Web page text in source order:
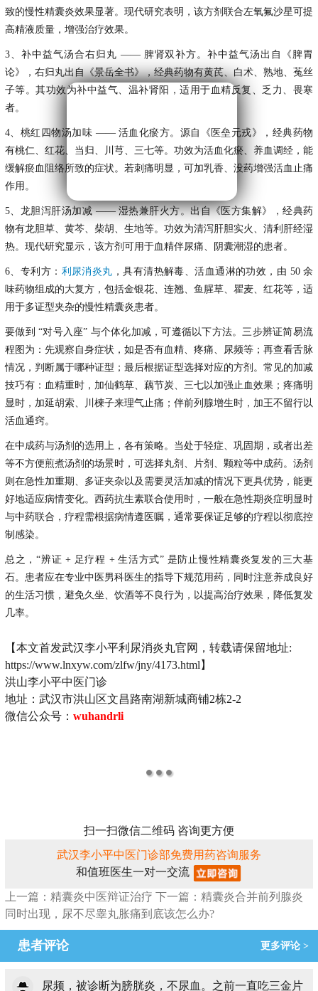
致的慢性精囊炎效果显著。现代研究表明，该方剂联合左氧氟沙星可提
高精液质量，增强治疗效果。
3、补中益气汤合右归丸 —— 脾肾双补方。补中益气汤出自《脾胃
论》，右归丸出自《景岳全书》，经典药物有黄芪、白术、熟地、菟丝
子等。其功效为补中益气、温补肾阳，适用于血精反复、乏力、畏寒
者。
4、桃红四物汤加味 —— 活血化瘀方。源自《医垒元戎》，经典药物
有桃仁、红花、当归、川芎、三七等。功效为活血化瘀、养血调经，能
缓解瘀血阻络所致的症状。若刺痛明显，可加乳香、没药增强活血止痛
作用。
5、龙胆泻肝汤加减 —— 湿热兼肝火方。出自《医方集解》，经典药
物有龙胆草、黄芩、柴胡、生地等。功效为清泻肝胆实火、清利肝经湿
热。现代研究显示，该方剂可用于血精伴尿痛、阴囊潮湿的患者。
6、专利 方： 利尿消炎丸 ，具有清热解毒、活血通淋的功效，由 50 余
味药物组成的大复方 ，包括金银花、连翘、鱼腥草、瞿麦、红花等， 适
用于多证型夹杂的慢性精囊炎患者。
要做到 “对号入座” 与个体化加减，可遵循以下方法。三步辨证简易流
程图为：先观察自身症状，如是否有血精、疼痛、尿频等；再查看舌脉
情况，判断属于哪种证型；最后根据证型选择对应的方剂。常见的加减
技巧有：血精重时，加仙鹤草、藕节炭、三七以加强止血效果；疼痛明
显时，加延胡索、川楝子来理气止痛；伴前列腺增生时，加王不留行以
活血通窍。
在中成药与汤剂的选用上，各有策略。当处于轻症、巩固期，或者出差
等不方便煎煮汤剂的场景时，可选择丸剂、片剂、颗粒等中成药。汤剂
则在急性加重期、多证夹杂以及需要灵活加减的情况下更具优势，能更
好地适应病情变化。西药抗生素联合使用时，一般在急性期炎症明显时
与中药联合，疗程需根据病情遵医嘱，通常要保证足够的疗程以彻底控
制感染。
总之，“辨证 + 足疗程 + 生活方式” 是防止慢性精囊炎复发的三大基
石。患者应在专业中医男科医生的指导下规范用药，同时注意养成良好
的生活习惯，避免久坐、饮酒等不良行为，以提高治疗效果，降低复发
几率。
【本文首发武汉李小平利尿消炎丸官网，转载请保留地址:
https://www.lnxyw.com/zlfw/jny/4173.html】
洪山李小平中医门诊
地址：武汉市洪山区文昌路南湖新城商铺2栋2-2
微信公众号： wuhandrli
扫一扫微信二维码 咨询更方便
武汉李小平中医门诊部免费用药咨询服务
和值班医生一对一交流
上一篇：精囊炎中医辩证治疗 下一篇：精囊炎合并前列腺炎
同时出现，尿不尽睾丸胀痛到底该怎么办?
患者评论 更多评论 >
尿频，被诊断为膀胱炎，不尿血。之前一直吃三金片